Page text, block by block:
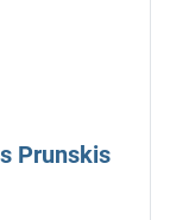
Prunskis